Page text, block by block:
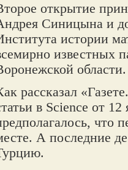
открытие
Синицына и
истории
известных
области.
рассказал
в Science от
что
А последние